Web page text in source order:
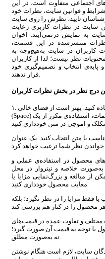
اجتماعی متفاوت است. در این
و قوانین سایت، نظرات خود
تایید، نظرش را روی سایت
سایت در نظرات کاربری رعایت
به نمایش درنمی‌آیند. اخوان
منتشرشده در این قسمت،
کاربران در سایت به‌هیچ‌وجه به
نظر نیست؛ لذا از کاربران
انتخاب و تصمیم‌گیری خود
درج نظر در بخش نظرات کاربران
۱. فارسی بنویسید و از کیبورد فارسی استفاده کنید. بهتر است از فضای خالی
(Space) بیش از حد معمول، کشیدن حروف یا کلمات، استفاده‌ی مکرر از یک
با متن انتخاب کنید. یک عنوان
محصول در استفاده‌ی عملی و
خلاصه و تیتروار در محل
از مبالغه و بزرگ‌نمایی مزایا یا
فقط مزایا را در نظر نگیرد؛ بلکه
مختلف و تفاوت عمده در قیمت‌های
با توجه به قیمت آن صورت گیرد؛
سایت، لازم است هنگام نوشتن